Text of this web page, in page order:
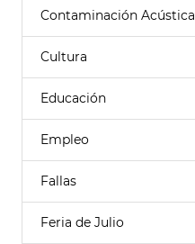
Contaminación Acústica
Cultura
Educación
Empleo
Fallas
Feria de Julio